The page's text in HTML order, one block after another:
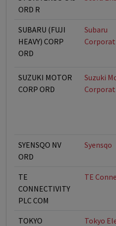
ORD R
SUBARU (FUJI
HEAVY) CORP
ORD
Subaru
SUZUKI MOTOR
CORP ORD
Suzuki
SYENSQO NV
ORD
Syensqo
TE
CONNECTIVITY
PLC COM
TE
TOKYO
Tokyo